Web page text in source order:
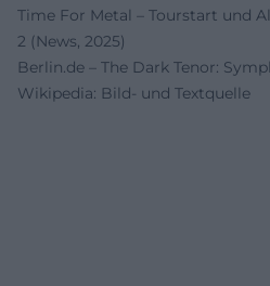
Time For Metal – Tourstart und
2 (News, 2025)
Berlin.de – The Dark Tenor:
Wikipedia: Bild- und Textquelle